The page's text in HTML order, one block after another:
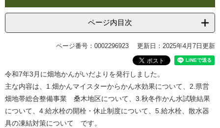
本
へ
ページ内目次
ページ番号：0002296923 更新日：2025年4月7日更新
令和7年3月に畑地かんがいだよりを発行しました。
主な内容は、1.畑かんマイスターからかん水効果について、2.県営
畑地帯総合整備事業 桑木地区について、3.秋冬作かん水試験結果
について、4.給水栓の開栓・休止制度について、5.給水栓、散水器
具の凍結対策について です。